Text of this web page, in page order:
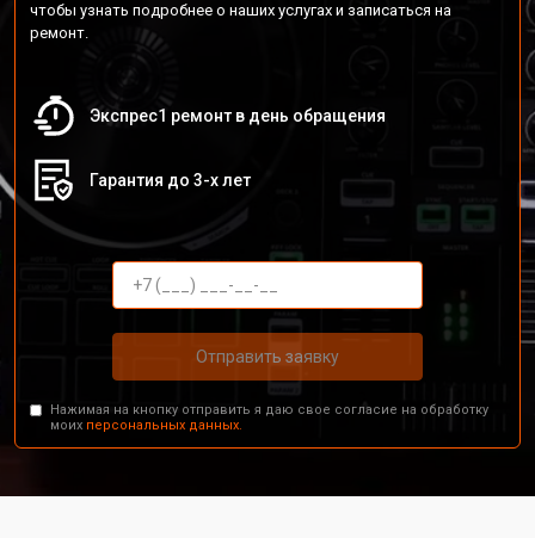
чтобы узнать подробнее о наших услугах и записаться на
ремонт.
Экспрес1 ремонт в день обращения
Гарантия до 3-х лет
Отправить заявку
Нажимая на кнопку отправить я даю свое согласие на обработку
моих персональных данных.